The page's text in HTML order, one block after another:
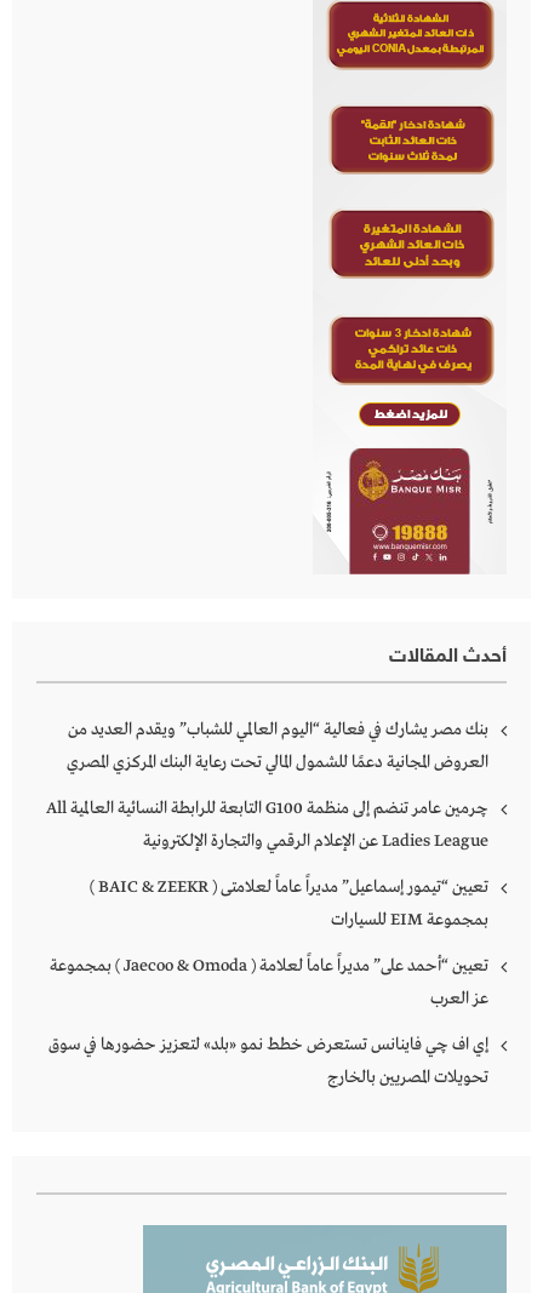
أحدث المقالات
بنك مصر يشارك في فعالية “اليوم العالمي للشباب” ويقدم العديد من
العروض المجانية دعمًا للشمول المالي تحت رعاية البنك المركزي المصري
چرمين عامر تنضم إلى منظمة G100 التابعة للرابطة النسائية العالمية All
Ladies League عن الإعلام الرقمي والتجارة الإلكترونية
تعيين “تيمور إسماعيل” مديراً عاماً لعلامتى ( BAIC & ZEEKR )
بمجموعة EIM للسيارات
تعيين “أحمد على” مديراً عاماً لعلامة ( Jaecoo & Omoda ) بمجموعة
عز العرب
إي اف چي فاينانس تستعرض خطط نمو «بلد» لتعزيز حضورها في سوق
تحويلات المصريين بالخارج